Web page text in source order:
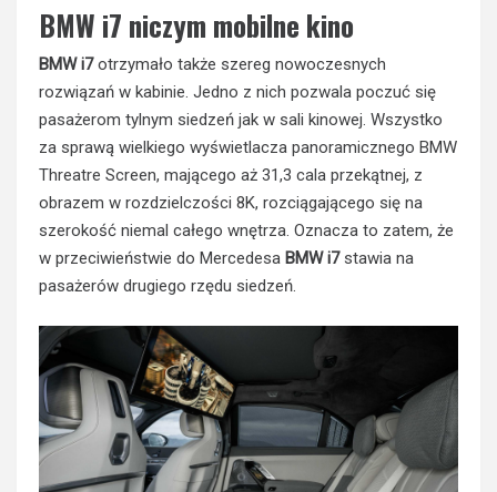
BMW i7 niczym mobilne kino
BMW i7otrzymało także szereg nowoczesnych
rozwiązań w kabinie. Jedno z nich pozwala poczuć się
pasażerom tylnym siedzeń jak w sali kinowej. Wszystko
za sprawą wielkiego wyświetlacza panoramicznego BMW
Threatre Screen, mającego aż 31,3 cala przekątnej, z
obrazem w rozdzielczości 8K, rozciągającego się na
szerokość niemal całego wnętrza. Oznacza to zatem, że
w przeciwieństwie do Mercedesa BMW i7stawia na
pasażerów drugiego rzędu siedzeń.